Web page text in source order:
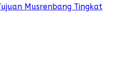
Musrenbang Tingkat